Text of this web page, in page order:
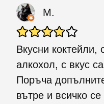
M.
Вкусни
алкохол, с вкус
Поръча
вътре и всичко